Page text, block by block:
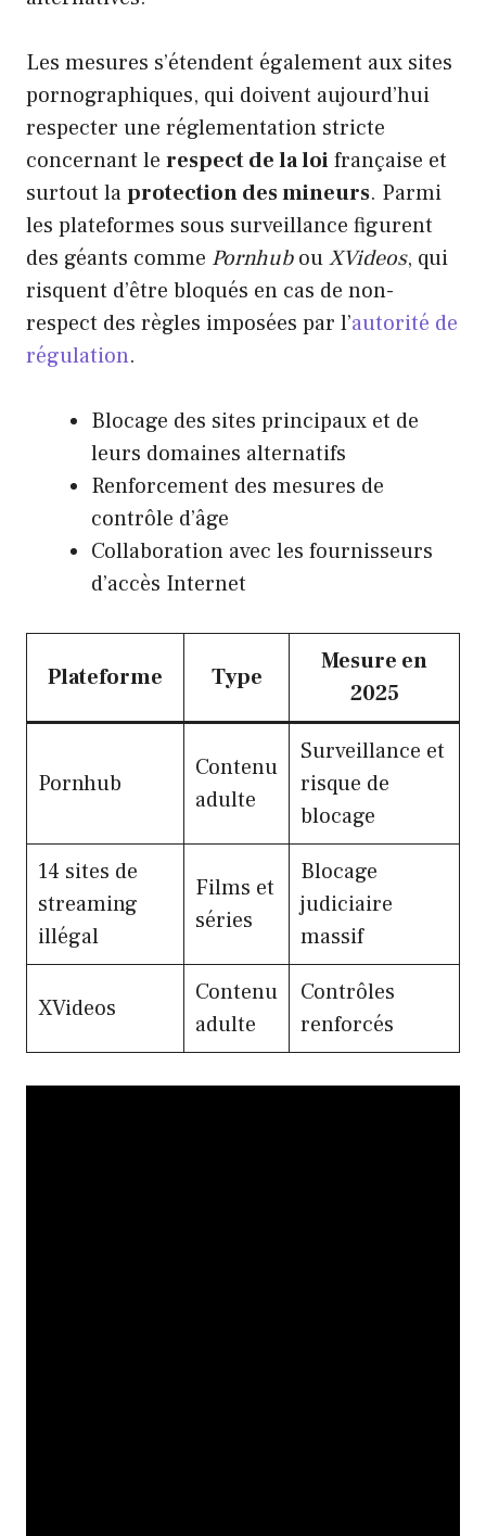
Les mesures s’étendent également aux sites
pornographiques, qui doivent aujourd’hui
respecter une réglementation stricte
concernant le respect de la loifrançaise et
surtout laprotection des mineurs. Parmi
les plateformes sous surveillance figurent
des géants comme PornhubouXVideos, qui
risquent d’être bloqués en cas de non-
respect des règles imposées par l’autorité de
régulation.
Blocage des sites principaux et de
leurs domaines alternatifs
Renforcement des mesures de
contrôle d’âge
Collaboration avec les fournisseurs
d’accès Internet
Plateforme Type
Mesure en
2025
Pornhub
Contenu
adulte
Surveillance et
risque de
blocage
14 sites de
streaming
illégal
Films et
séries
Blocage
judiciaire
massif
XVideos
Contenu
adulte
Contrôles
renforcés